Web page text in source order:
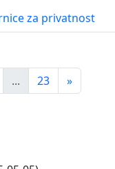
za privatnost
... 23 »